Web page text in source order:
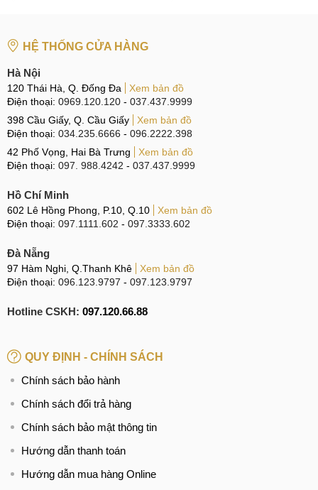
HỆ THỐNG CỬA HÀNG
Hà Nội
120 Thái Hà, Q. Đống Đa
Xem bản đồ
Điện thoại: 0969.120.120 - 037.437.9999
398 Cầu Giấy, Q. Cầu Giấy
Xem bản đồ
Điện thoại: 034.235.6666 - 096.2222.398
42 Phố Vọng, Hai Bà Trưng
Xem bản đồ
Điện thoại: 097. 988.4242 - 037.437.9999
Hồ Chí Minh
602 Lê Hồng Phong, P.10, Q.10
Xem bản đồ
Điện thoại: 097.1111.602 - 097.3333.602
Đà Nẵng
97 Hàm Nghi, Q.Thanh Khê
Xem bản đồ
Điện thoại: 096.123.9797 - 097.123.9797
Hotline CSKH: 097.120.66.88
QUY ĐỊNH - CHÍNH SÁCH
Chính sách bảo hành
Chính sách đổi trả hàng
Chính sách bảo mật thông tin
Hướng dẫn thanh toán
Hướng dẫn mua hàng Online